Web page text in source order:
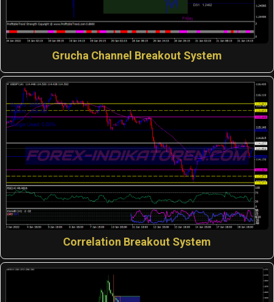
Grucha Channel Breakout System
Correlation Breakout System